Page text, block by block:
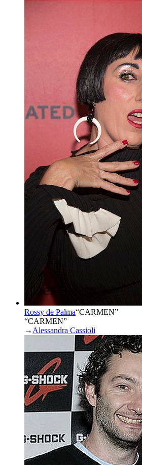
Rossy de Palma“CARMEN”
“CARMEN”
→ Alessandra Cassioli